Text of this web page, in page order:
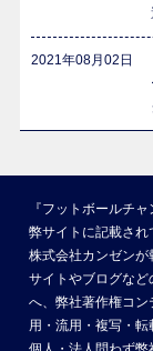
2021年08月02日
『フットボールチ
弊サイトに記載され
株式会社カンゼン
サイトやブログな
へ、弊社著作権コン
用・流用・複写・転